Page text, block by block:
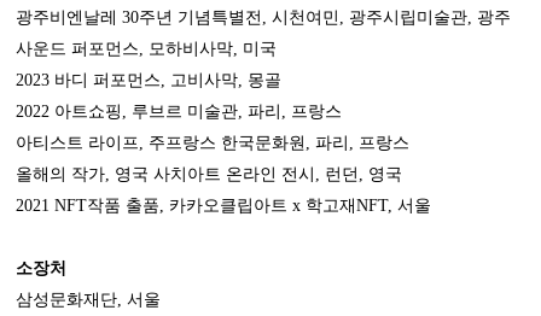
광주비엔날레30주년 기념특별전 ,시천여민 , 광주시립미술관, 광주
사운드 퍼포먼스, 모하비사막, 미국
2023 바디 퍼포먼스, 고비사막, 몽골
2022 아트쇼핑 , 루브르 미술관,파리 , 프랑스
아티스트 라이프, 주프랑스 한국문화원 ,파리 , 프랑스
올해의 작가, 영국 사치아트 온라인 전시 , 런던 , 영국
2021 NFT작품 출품, 카카오클립아트x 학고재NFT,서울
소장처
삼성문화재단,서울